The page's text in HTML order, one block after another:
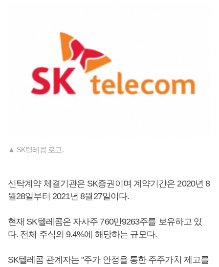
▲ SK텔레콤 로고.
신탁계약 체결기관은 SK증권이며 계약기간은 2020년 8
월28일부터 2021년 8월27일이다.
현재 SK텔레콤은 자사주 760만9263주를 보유하고 있
다. 전체 주식의 9.4%에 해당하는 규모다.
SK텔레콤 관계자는 "주가 안정을 통한 주주가치 제고를